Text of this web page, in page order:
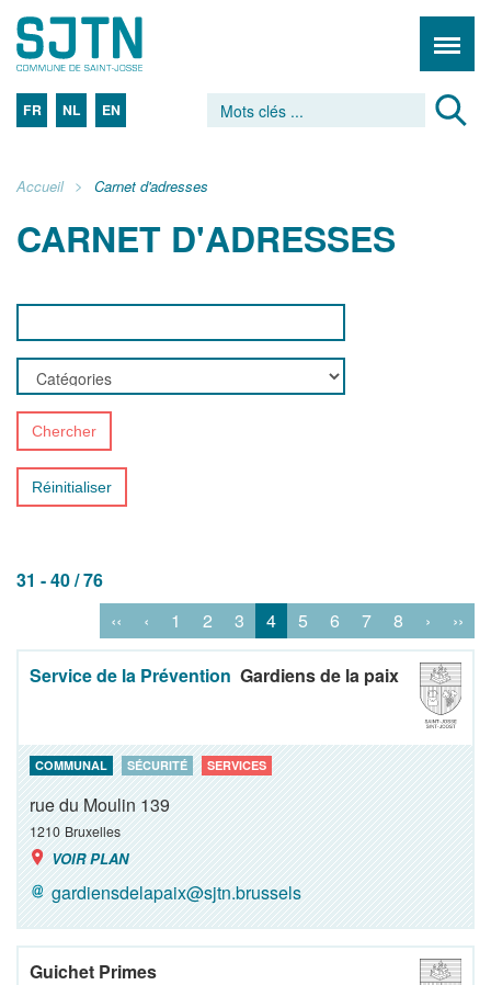
FR NL EN
Accueil Carnet d'adresses
CARNET D'ADRESSES
Chercher
Réinitialiser
31 - 40 / 76
‹‹
‹ 1 2 3 4 5 6 7 8 › ››
Service de la Prévention Gardiens de la paix
COMMUNAL SÉCURITÉ SERVICES
rue du Moulin 139
1210 Bruxelles
VOIR PLAN
gardiensdelapaix@sjtn.brussels
Guichet Primes